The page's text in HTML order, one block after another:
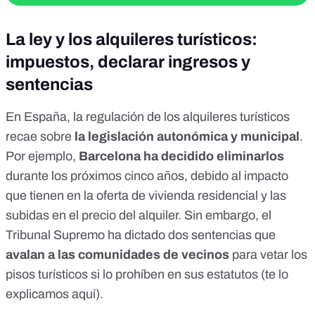
La ley y los alquileres turísticos:
impuestos, declarar ingresos y
sentencias
En España, la regulación de los alquileres turísticos
recae sobre la legislación autonómica y municipal.
Por ejemplo, Barcelona ha decidido eliminarlos
durante los próximos cinco años, debido al impacto
que tienen en la oferta de vivienda residencial y las
subidas en el precio del alquiler. Sin embargo, el
Tribunal Supremo ha dictado dos sentencias que
avalan a las comunidades de vecinos para vetar los
pisos turísticos si lo prohíben en sus estatutos (te lo
explicamos aquí).